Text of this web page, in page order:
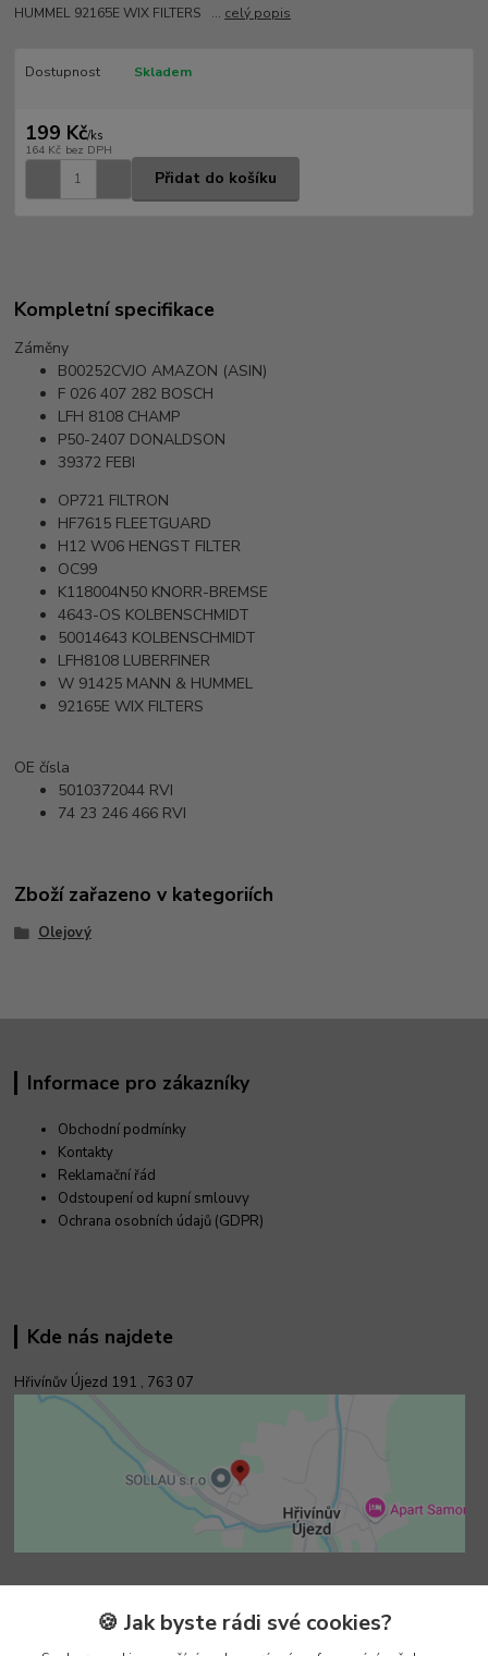
HUMMEL 92165E WIX FILTERS ... celý popis
Dostupnost Skladem
199 Kč/ks
164 Kč bez DPH
Přidat do košíku
Kompletní specifikace
Záměny
B00252CVJO AMAZON (ASIN)
F 026 407 282 BOSCH
LFH 8108 CHAMP
P50-2407 DONALDSON
39372 FEBI
OP721 FILTRON
HF7615 FLEETGUARD
H12 W06 HENGST FILTER
OC99
K118004N50 KNORR-BREMSE
4643-OS KOLBENSCHMIDT
50014643 KOLBENSCHMIDT
LFH8108 LUBERFINER
W 91425 MANN & HUMMEL
92165E WIX FILTERS
OE čísla
5010372044 RVI
74 23 246 466 RVI
Zboží zařazeno v kategoriích
Olejový
Informace pro zákazníky
Obchodní podmínky
Kontakty
Reklamační řád
Odstoupení od kupní smlouvy
Ochrana osobních údajů (GDPR)
Kde nás najdete
Hřivínův Újezd 191 , 763 07
Kontakty🍪 Jak byste rádi své cookies?